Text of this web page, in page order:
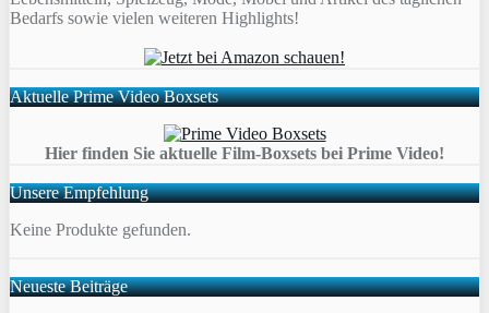
Bedarfs sowie vielen weiteren Highlights!
Aktuelle Prime Video Boxsets
Hier finden Sie aktuelle Film-Boxsets bei Prime Video!
Unsere Empfehlung
Keine Produkte gefunden.
Neueste Beiträge